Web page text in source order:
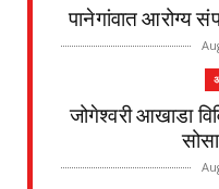
पानेगांवात आरोग्य
जोगेश्वरी आखाडा